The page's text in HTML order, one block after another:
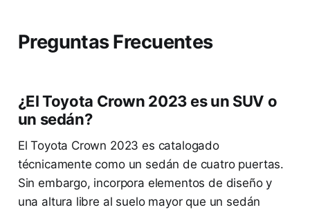
Preguntas Frecuentes
¿El Toyota Crown 2023 es un SUV o
un sedán?
El Toyota Crown 2023 es catalogado
técnicamente como un sedán de cuatro puertas.
Sin embargo, incorpora elementos de diseño y
una altura libre al suelo mayor que un sedán